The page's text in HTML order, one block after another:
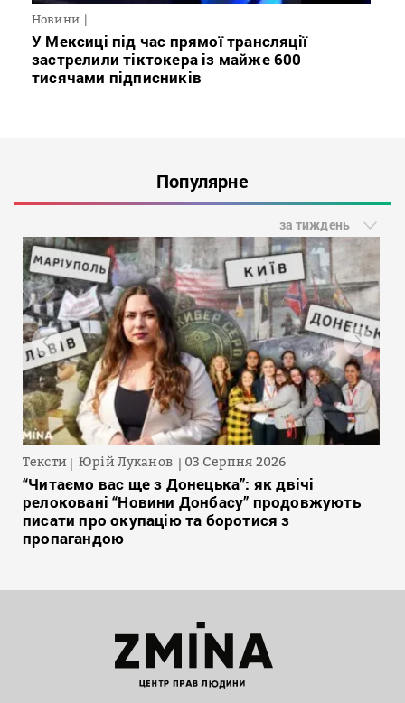
Новини
У Мексиці під час прямої трансляції
застрелили тіктокера із майже 600
тисячами підписників
Популярне
за тиждень
Тексти Юрій Луканов 03 Серпня 2026
“Читаємо вас ще з Донецька”: як двічі
релоковані “Новини Донбасу” продовжують
писати про окупацію та боротися з
пропагандою